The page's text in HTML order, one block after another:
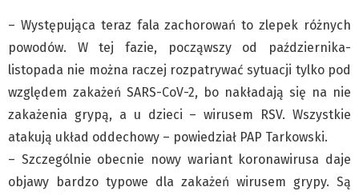
Sport
Czytelnicy piszą
Multimedia
Obiektyw Głosu
Fotoreportaże
studio glos.live
Głos Brandysa
– Występująca teraz fala zachorowań to zlepek różnych
powodów. W tej fazie, począwszy od października-
listopada nie można raczej rozpatrywać sytuacji tylko pod
względem zakażeń SARS-CoV-2, bo nakładają się na nie
zakażenia grypą, a u dzieci – wirusem RSV. Wszystkie
atakują układ oddechowy – powiedział PAP Tarkowski.
– Szczególnie obecnie nowy wariant koronawirusa daje
objawy bardzo typowe dla zakażeń wirusem grypy. Są